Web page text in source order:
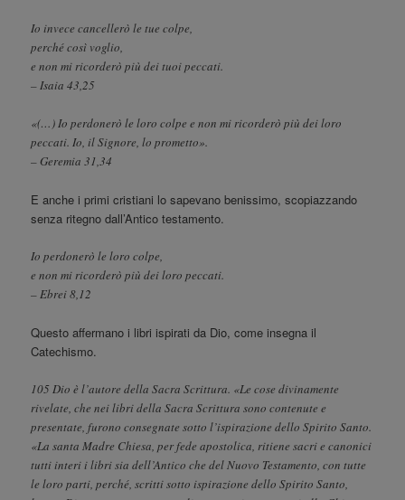
Io invece cancellerò le tue colpe,
perché così voglio,
e non mi ricorderò più dei tuoi peccati.
– Isaia 43,25
«(…) Io perdonerò le loro colpe e non mi ricorderò più dei loro
peccati. Io, il Signore, lo prometto».
– Geremia 31,34
E anche i primi cristiani lo sapevano benissimo, scopiazzando
senza ritegno dall’Antico testamento.
Io perdonerò le loro colpe,
e non mi ricorderò più dei loro peccati.
– Ebrei 8,12
Questo affermano i libri ispirati da Dio, come insegna il
Catechismo.
105 Dio è l’autore della Sacra Scrittura. «Le cose divinamente
rivelate, che nei libri della Sacra Scrittura sono contenute e
presentate, furono consegnate sotto l’ispirazione dello Spirito Santo.
«La santa Madre Chiesa, per fede apostolica, ritiene sacri e canonici
tutti interi i libri sia dell’Antico che del Nuovo Testamento, con tutte
le loro parti, perché, scritti sotto ispirazione dello Spirito Santo,